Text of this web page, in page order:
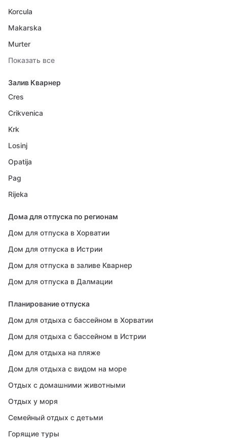
Korcula
Makarska
Murter
Показать все
Залив Кварнер
Cres
Crikvenica
Krk
Losinj
Opatija
Pag
Rijeka
Дома для отпуска по регионам
Дом для отпуска в Хорватии
Дом для отпуска в Истрии
Дом для отпуска в заливе Кварнер
Дом для отпуска в Далмации
Планирование отпуска
Дом для отдыха с бассейном в Хорватии
Дом для отдыха с бассейном в Истрии
Дом для отдыха на пляже
Дом для отдыха с видом на море
Отдых с домашними животными
Отдых у моря
Семейный отдых с детьми
Горящие туры